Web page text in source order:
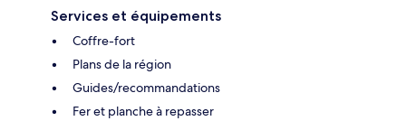
Services et équipements
Coffre-fort
Plans de la région
Guides/recommandations
Fer et planche à repasser